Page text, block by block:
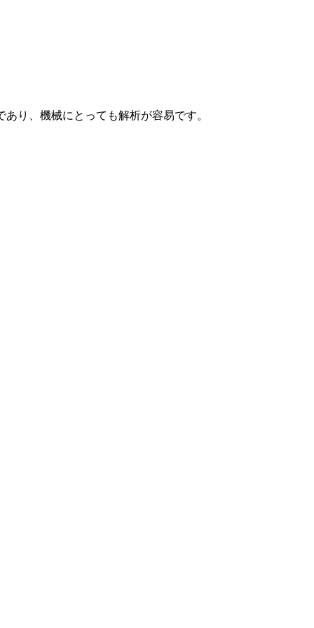
り、機械にとっても解析が容易です。